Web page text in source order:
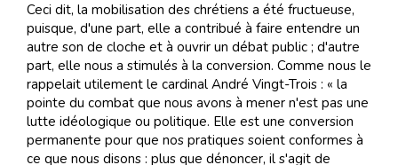
Ceci dit, la mobilisation des chrétiens a été fructueuse,
puisque, d'une part, elle a contribué à faire entendre un
autre son de cloche et à ouvrir un débat public ; d'autre
part, elle nous a stimulés à la conversion. Comme nous le
rappelait utilement le cardinal André Vingt-Trois : « la
pointe du combat que nous avons à mener n'est pas une
lutte idéologique ou politique. Elle est une conversion
permanente pour que nos pratiques soient conformes à
ce que nous disons : plus que dénoncer, il s'agit de